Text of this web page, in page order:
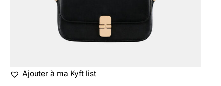
Ajouter à ma Kyft list